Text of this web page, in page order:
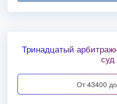
Тринадцатый
суд
от 43400